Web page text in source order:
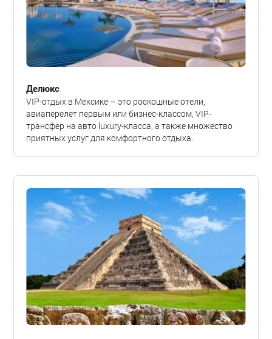
Делюкс
VIP-отдых в Мексике – это роскошные отели,
авиаперелет первым или бизнес-классом, VIP-
трансфер на авто luxury-класса, а также множество
приятных услуг для комфортного отдыха.